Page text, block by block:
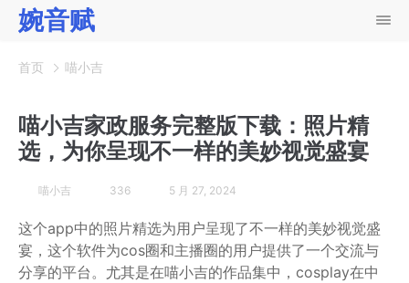
婉音赋
首页 喵小吉
喵小吉家政服务完整版下载：照片精
选，为你呈现不一样的美妙视觉盛宴
喵小吉 336 5 月 27, 2024
这个app中的照片精选为用户呈现了不一样的美妙视觉盛
宴，这个软件为cos圈和主播圈的用户提供了一个交流与
分享的平台。尤其是在喵小吉的作品集中，cosplay在中